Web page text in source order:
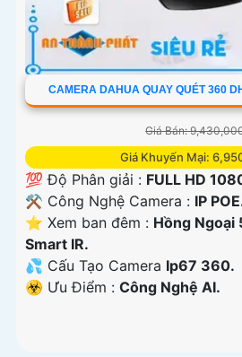
CAMERA DAHUA QUAY QUÉT 360
Giá Bán:
Giá Khuyến Mại:
💯 Độ Phân giải : FULL HD
⚒ Công Nghệ Camera : IP
⭐ Xem ban đêm : Hồng Ngoại
Smart IR.
💦 Cấu Tạo Camera Ip67 360.
️☣️ Ưu Điểm : Công Nghệ AI.